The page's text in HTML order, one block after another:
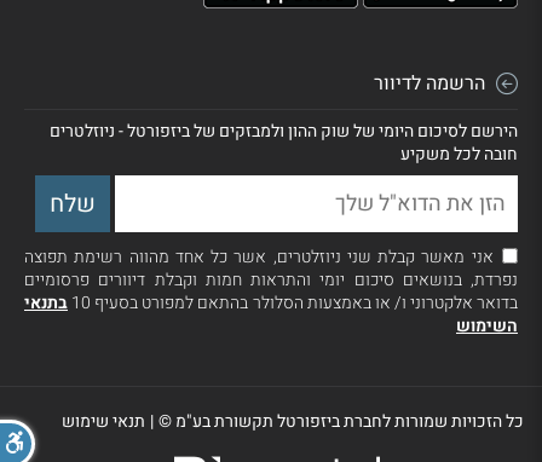
הרשמה לדיוור
הירשם לסיכום היומי של שוק ההון ולמבזקים של ביזפורטל - ניוזלטרים
חובה לכל משקיע
אני מאשר קבלת שני ניוזלטרים, אשר כל אחד מהווה רשימת תפוצה
נפרדת, בנושאים סיכום יומי והתראות חמות וקבלת דיוורים פרסומיים
בדואר אלקטרוני ו/ או באמצעות הסלולר בהתאם למפורט בסעיף 10
בתנאי
השימוש
כל הזכויות שמורות לחברת ביזפורטל תקשורת בע"מ ©| תנאי שימוש